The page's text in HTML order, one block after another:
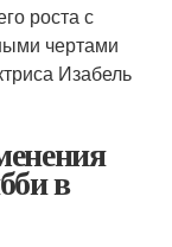
роста с
чертами
Изабель
в